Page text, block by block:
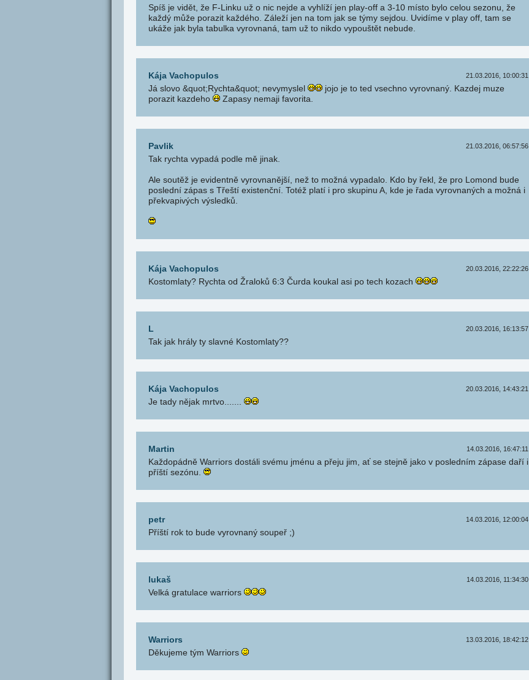
Spíš je vidět, že F-Linku už o nic nejde a vyhlíží jen play-off a 3-10 místo bylo celou sezonu, že
každý může porazit každého. Záleží jen na tom jak se týmy sejdou. Uvidíme v play off, tam se
ukáže jak byla tabulka vyrovnaná, tam už to nikdo vypouštět nebude.
21.03.2016, 10:00:31
Kája Vachopulos
Já slovo &quot;Rychta&quot; nevymyslel
jojo je to ted vsechno vyrovnaný. Kazdej muze
porazit kazdeho
Zapasy nemaji favorita.
21.03.2016, 06:57:56
Pavlik
Tak rychta vypadá podle mě jinak.
Ale soutěž je evidentně vyrovnanější, než to možná vypadalo. Kdo by řekl, že pro Lomond bude
poslední zápas s Třeští existenční. Totéž platí i pro skupinu A, kde je řada vyrovnaných a možná i
překvapivých výsledků.
20.03.2016, 22:22:26
Kája Vachopulos
Kostomlaty? Rychta od Žraloků 6:3 Čurda koukal asi po tech kozach
20.03.2016, 16:13:57
L
Tak jak hrály ty slavné Kostomlaty??
20.03.2016, 14:43:21
Kája Vachopulos
Je tady nějak mrtvo.......
14.03.2016, 16:47:11
Martin
Každopádně Warriors dostáli svému jménu a přeju jim, ať se stejně jako v posledním zápase daří i
příští sezónu.
14.03.2016, 12:00:04
petr
Příští rok to bude vyrovnaný soupeř ;)
14.03.2016, 11:34:30
lukaš
Velká gratulace warriors
13.03.2016, 18:42:12
Warriors
Děkujeme tým Warriors